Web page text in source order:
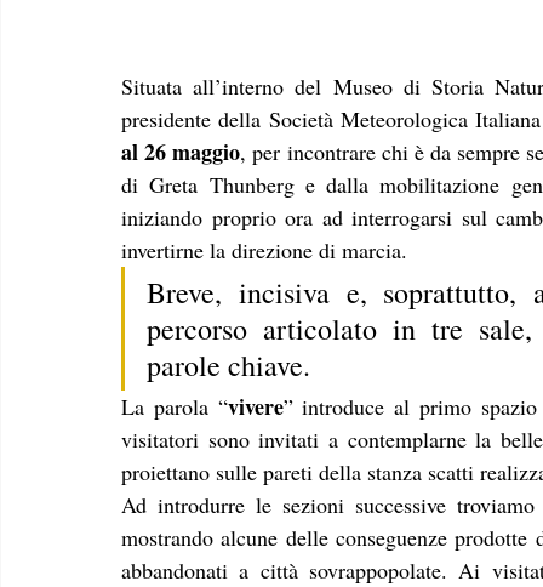
Situata all’interno del Museo di Storia
presidente della Società Meteorologica
al 26 maggio, per incontrare chi è da sempre
di Greta Thunberg e dalla mobilitazione
iniziando proprio ora ad interrogarsi sul
invertirne la direzione di marcia.
Breve, incisiva e,
percorso articolato in tre
parole chiave.
La parola “vivere” introduce al primo
visitatori sono invitati a contemplarne la
proiettano sulle pareti della stanza scatti
Ad introdurre le sezioni successive
mostrando alcune delle conseguenze
abbandonati a città sovrappopolate. Ai